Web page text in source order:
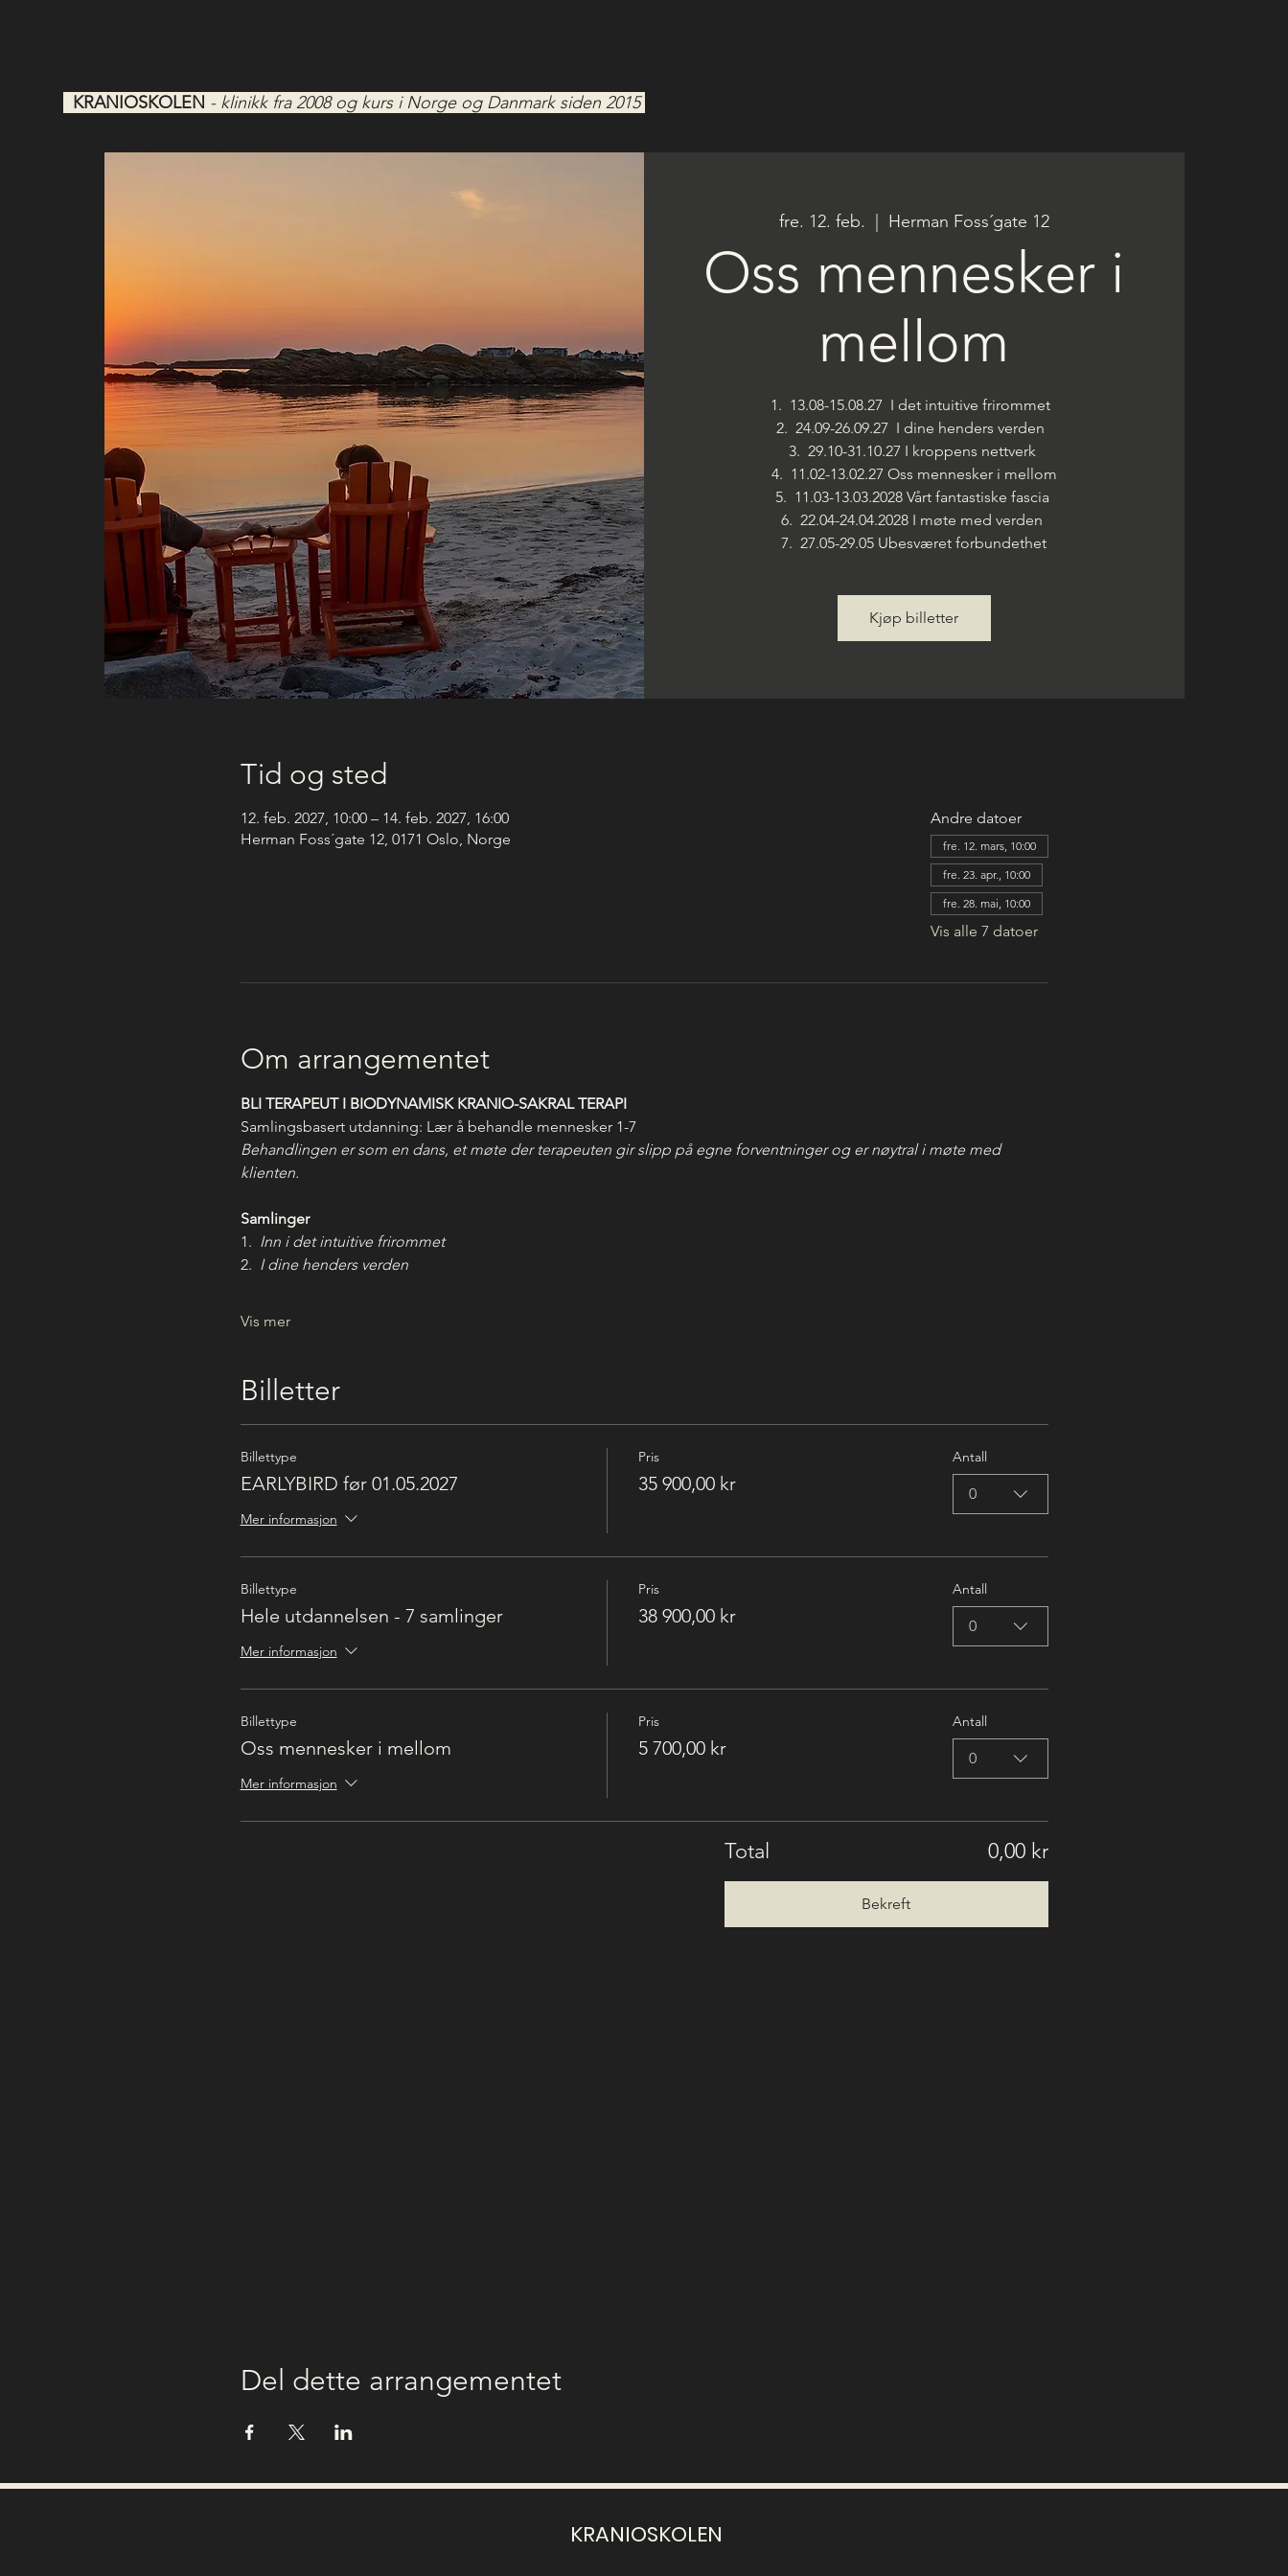
KRANIOSKOLEN - klinikk fra 2008 og kurs i Norge og Danmark siden 2015
fre. 12. feb. Herman Foss´gate 12
Oss mennesker i
mellom
1. 13.08-15.08.27 I det intuitive frirommet
2. 24.09-26.09.27 I dine henders verden
3. 29.10-31.10.27 I kroppens nettverk
4. 11.02-13.02.27 Oss mennesker i mellom
5. 11.03-13.03.2028 Vårt fantastiske fascia
6. 22.04-24.04.2028 I møte med verden
7. 27.05-29.05 Ubesværet forbundethet
Kjøp billetter
Tid og sted
12. feb. 2027, 10:00 – 14. feb. 2027, 16:00
Herman Foss´gate 12, 0171 Oslo, Norge
Andre datoer
fre. 12. mars, 10:00
fre. 23. apr., 10:00
fre. 28. mai, 10:00
Vis alle 7 datoer
Om arrangementet
BLI TERAPEUT I BIODYNAMISK KRANIO-SAKRAL TERAPI
Samlingsbasert utdanning: Lær å behandle mennesker 1-7
Behandlingen er som en dans, et møte der terapeuten gir slipp på egne forventninger og er nøytral i møte med
klienten.
Samlinger
1. Inn i det intuitive frirommet
2. I dine henders verden
Vis mer
Billetter
Billettype
EARLYBIRD før 01.05.2027
Mer informasjon
Pris
35 900,00 kr
Antall
0
Billettype
Hele utdannelsen - 7 samlinger
Mer informasjon
Pris
38 900,00 kr
Antall
0
Billettype
Oss mennesker i mellom
Mer informasjon
Pris
5 700,00 kr
Antall
0
Total 0,00 kr
Bekreft
Del dette arrangementet
KRANIOSKOLEN